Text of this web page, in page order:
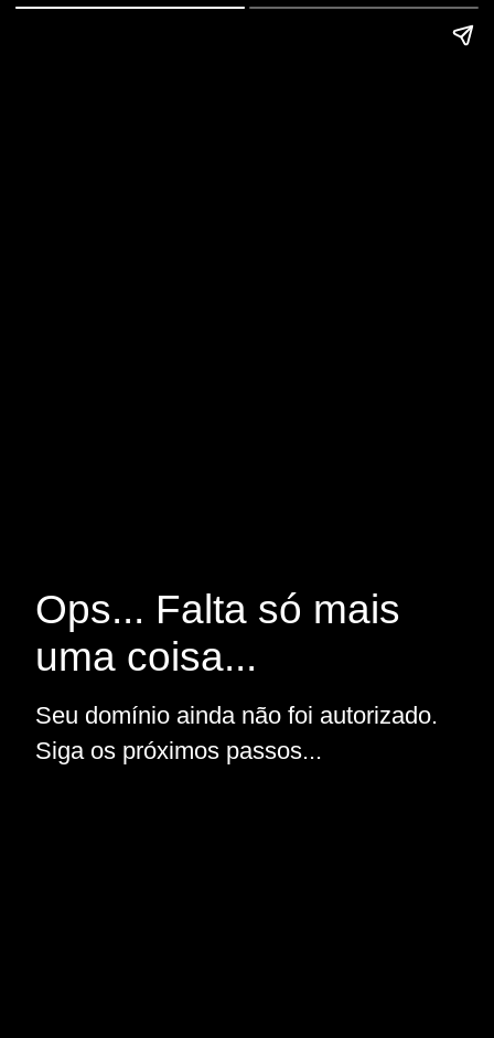
Ops... Falta só mais
uma coisa...
Seu domínio ainda não foi autorizado.
Siga os próximos passos...